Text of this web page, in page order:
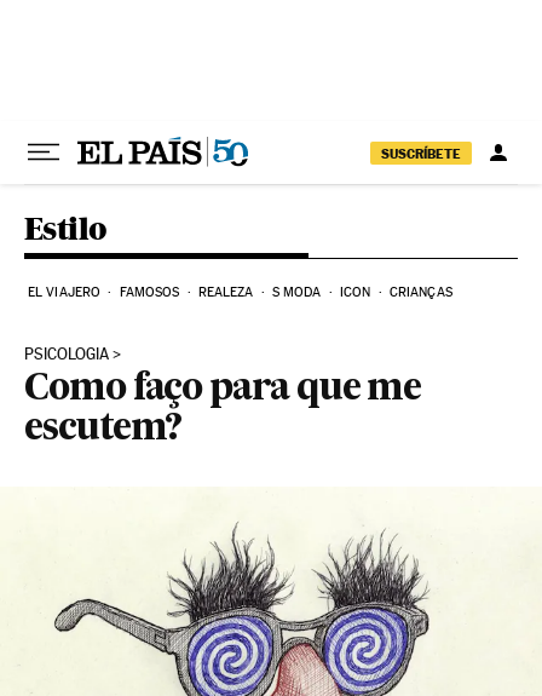
SUSCRÍBETE
Estilo
EL VIAJERO FAMOSOS REALEZA S MODA ICON CRIANÇAS
PSICOLOGIA
Como faço para que me
escutem?